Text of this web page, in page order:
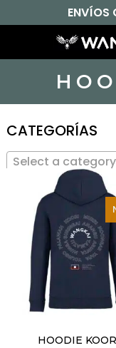
ENVÍOS
CATEGORÍAS
Select a category
HOODIE